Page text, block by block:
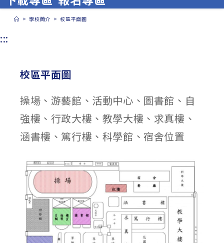
> 學校簡介 > 校區平面圖
:::
校區平面圖
操場、游藝館、活動中心、圖書館、自
強樓、行政大樓、教學大樓、求真樓、
涵書樓、篤行樓、科學館、宿舍位置